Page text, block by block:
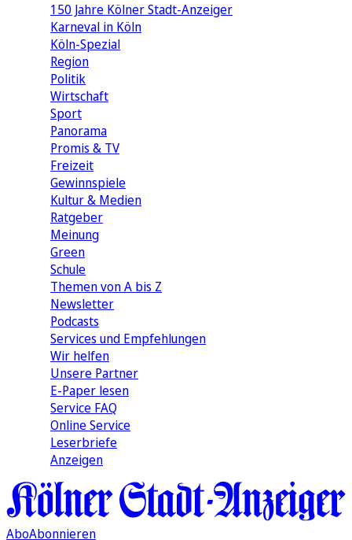
150 Jahre Kölner Stadt-Anzeiger
Karneval in Köln
Köln-Spezial
Region
Politik
Wirtschaft
Sport
Panorama
Promis & TV
Freizeit
Gewinnspiele
Kultur & Medien
Ratgeber
Meinung
Green
Schule
Themen von A bis Z
Newsletter
Podcasts
Services und Empfehlungen
Wir helfen
Unsere Partner
E-Paper lesen
Service FAQ
Online Service
Leserbriefe
Anzeigen
AboAbonnieren